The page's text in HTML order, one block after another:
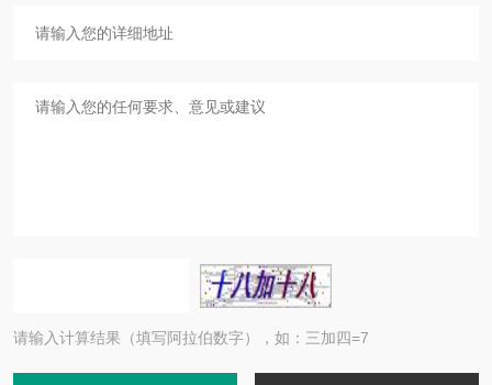
请输入计算结果（填写阿拉伯数字），如：三加四=7